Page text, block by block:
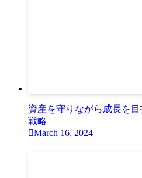
資産を守りながら成長を
戦略
March 16, 2024